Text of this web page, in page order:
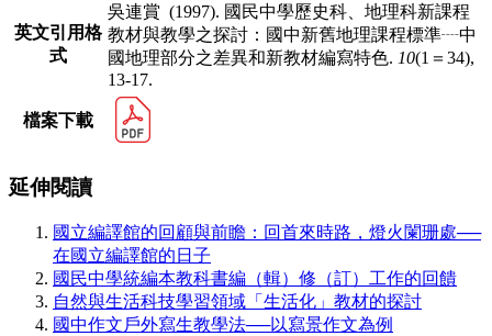
英文引用格
式
吳連賞 (1997). 國民中學歷史科、地理科新課程
教材與教學之探討：國中新舊地理課程標準┈中
國地理部分之差異和新教材編寫特色. 10(1＝34),
13-17.
檔案下載
延伸閱讀
國立編譯館的回顧與前瞻：回首來時路，燈火闌珊處──
在國立編譯館的日子
國民中學統編本教科書編（輯）修（訂）工作的回饋
自然與生活科技學習領域「生活化」教材的探討
國中作文戶外寫生教學法──以寫景作文為例